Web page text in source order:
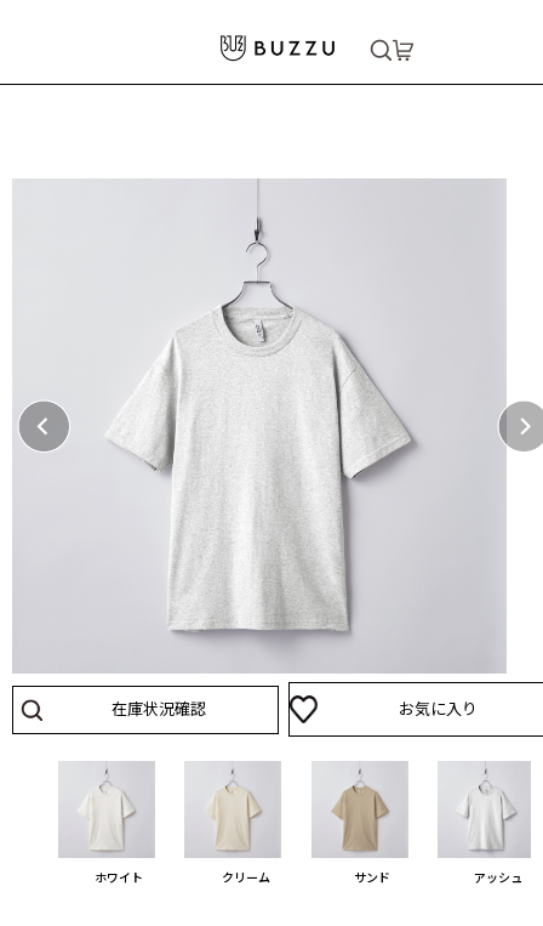
［American Apparel］6.0oz ショートスリーブTシャツ
在庫状況確認 お気に入り
ホワイト クリーム サンド アッシュ